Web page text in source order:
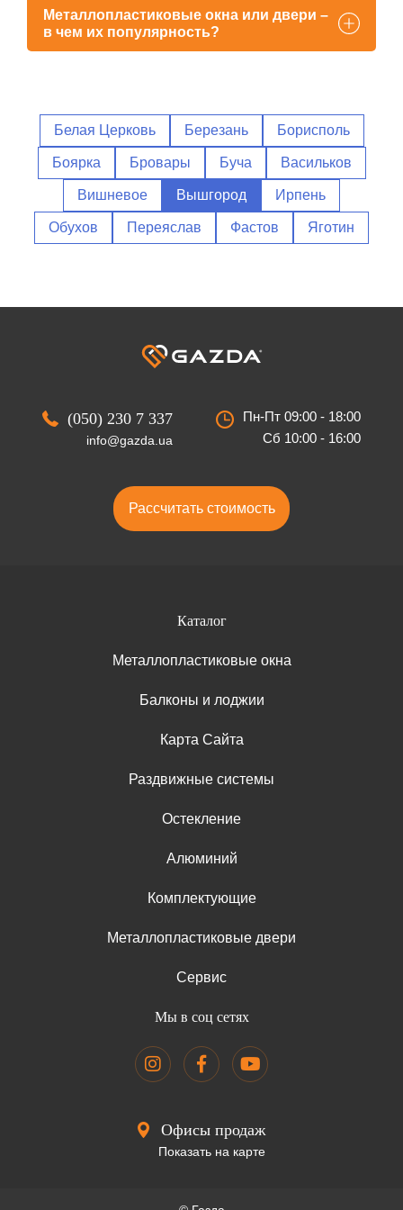
Заказать
Металлопластиковые окна или двери –
в чем их популярность?
Белая Церковь Березань Борисполь
Боярка Бровары Буча Васильков
Вишневое Вышгород Ирпень
Обухов Переяслав Фастов Яготин
(050) 230 7 337
info@gazda.ua
Пн-Пт 09:00 - 18:00
Сб 10:00 - 16:00
Рассчитать стоимость
Каталог
Металлопластиковые окна
Балконы и лоджии
Карта Сайта
Раздвижные системы
Остекление
Алюминий
Комплектующие
Металлопластиковые двери
Сервис
Мы в соц сетях
Офисы продаж
Показать на карте